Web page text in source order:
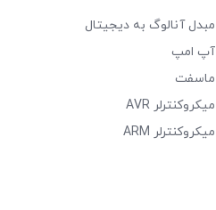
مبدل آنالوگ به دیجیتال
آپ امپ
ماسفت
میکروکنترلر AVR
میکروکنترلر ARM